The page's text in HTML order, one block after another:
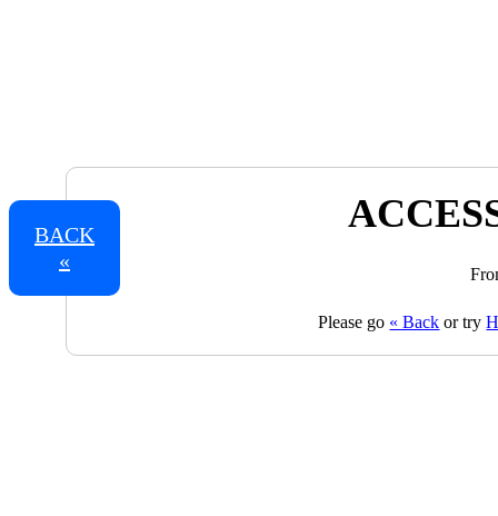
BACK
«
Please go « Back or try